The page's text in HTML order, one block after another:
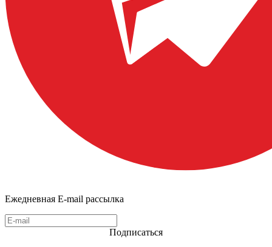
Ежедневная E-mail рассылка
Подписаться